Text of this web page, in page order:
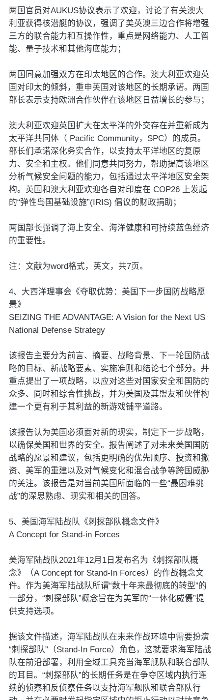
两国官员对AUKUS协议表示了欢迎，讨论了有关澳大
利亚获得核潜艇的协议，强调了美英澳三边合作将增强
三方的联合能力和互操作性，重点是网络能力、人工智
能、量子技术和其他海底能力；
两国同意加强双方在印太地区的合作。澳大利亚欢迎英
国对印太的倾斜，重申英国对该地区的长期承诺。两国
部长表示支持欧洲合作伙伴在该地区日益增长的参与；
澳大利亚欢迎英国扩大在太平洋的外交存在并重新成为
太平洋共同体（ Pacific Community，SPC）的成员。
部长们承诺深化务实合作，以支持太平洋地区的复原
力、安全和主权。他们同意共同努力，帮助提高该地区
分析气候安全问题的能力，包括通过太平洋地区安全架
构。英国和澳大利亚欢迎各自对印度在 COP26 上发起
的“弹性岛国基础设施”(IRIS) 倡议的财政捐助；
两国部长强调了海上安全、海洋健康和可持续蓝色经济
的重要性。
注：文献为word格式，英文，共7页。
4、大西洋理事会《夺取优势：美国下一步国防战略愿
景》
SEIZING THE ADVANTAGE: A Vision for the Next US
National Defense Strategy
该报告主要分为前言、摘要、战略背景、下一轮国防战
略的目标、新战略要素、实施准则和结论七个部分。并
重点提出了一项战略，以应对这些对国家安全和国防的
众多、同时和综合性挑战，并为美国及其盟友和伙伴构
建一个更有利于其利益的新游戏铺平道路。
该报告认为美国必须面对新的现实，制定下一步战略，
以确保美国和世界的安全。报告阐述了对未来美国国防
战略的愿景和建议，包括更明确的优先顺序、投资和撤
资、美军的重建以及对气候变化和混合战争等跨国威胁
的关注。该报告是对当前美国所面临的一些“最困难挑
战”的深思熟虑、现实和相关的回答。
5、美国海军陆战队《刺探部队概念文件》
A Concept for Stand-in Forces
美海军陆战队2021年12月1日发布名为《刺探部队概
念》（A Concept for Stand-In Forces）的作战概念文
件。作为美海军陆战队所谓“数十年来最彻底的转型”的
一部分，“刺探部队”概念旨在为美军的“一体化威慑”提
供支持选项。
据该文件描述，海军陆战队在未来作战环境中需要扮演
“刺探部队”（Stand-In Force）角色，这就要求海军陆战
队在前沿部署，利用全域工具充当海军舰队和联合部队
的耳目。“刺探部队”的长期任务是在争夺区域内执行连
续的侦察和反侦察任务以支持海军舰队和联合部队行